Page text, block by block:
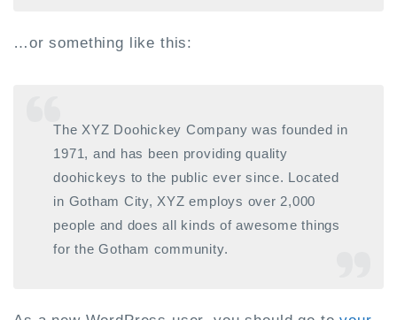
…or something like this:
The XYZ Doohickey Company was founded in
1971, and has been providing quality
doohickeys to the public ever since. Located
in Gotham City, XYZ employs over 2,000
people and does all kinds of awesome things
for the Gotham community.